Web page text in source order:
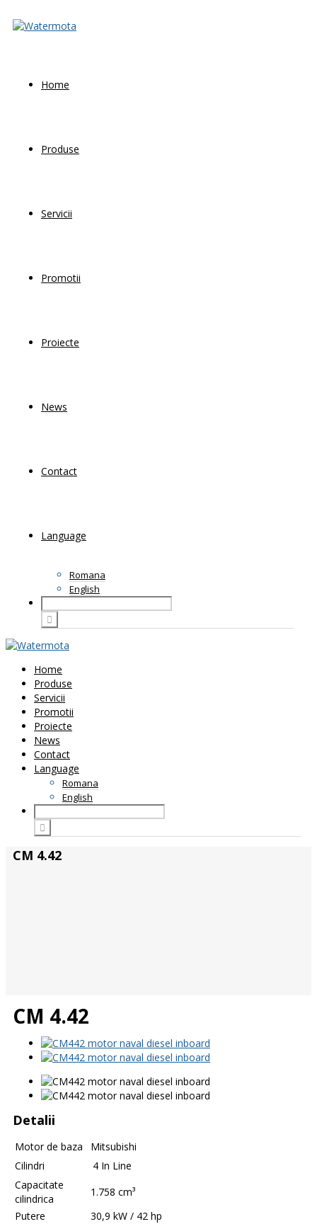
Home
Produse
Servicii
Promotii
Proiecte
News
Contact
Language
Romana
English
Home
Produse
Servicii
Promotii
Proiecte
News
Contact
Language
Romana
English
CM 4.42
CM 4.42
Detalii
Motor de baza
Mitsubishi
Cilindri
4 In Line
Capacitate
cilindrica
1.758 cm³
Putere
30,9 kW / 42 hp